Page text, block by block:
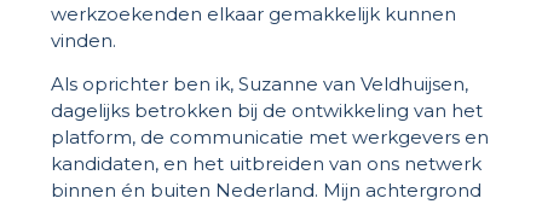
werkzoekenden elkaar gemakkelijk kunnen
vinden.
Als oprichter ben ik, Suzanne van Veldhuijsen,
dagelijks betrokken bij de ontwikkeling van het
platform, de communicatie met werkgevers en
kandidaten, en het uitbreiden van ons netwerk
binnen én buiten Nederland. Mijn achtergrond